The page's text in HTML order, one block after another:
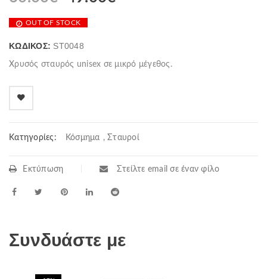
OUT OF STOCK
ΚΩΔΙΚΌΣ: ST0048
Χρυσός σταυρός unisex σε μικρό μέγεθος.
Κατηγορίες: Κόσμημα , Σταυροί
Εκτύπωση Στείλτε email σε έναν φίλο
Συνδυάστε με